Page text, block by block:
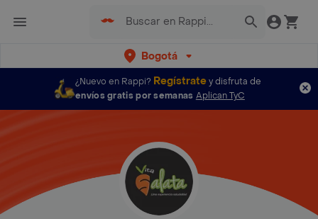
Bogotá
¿Nuevo en Rappi? Regístratey disfruta de
envíos gratis por semanas Aplican TyC